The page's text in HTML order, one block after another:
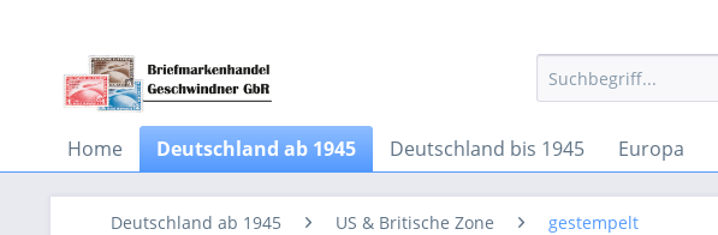
Home Deutschland ab 1945 Deutschland bis 1945 Europa
Deutschland ab 1945 US & Britische Zone gestempelt